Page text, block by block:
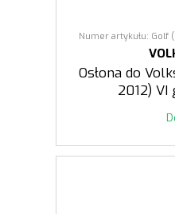
Numer artykułu: Golf
Osłona do
2012) VI